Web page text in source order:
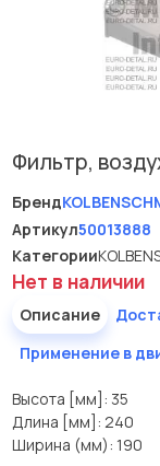
Фильтр,
Бренд
Артикул50013888
Категории
Нет в наличии
Описание
Применение в
Высота [мм]: 35
Длина [мм]: 240
Ширина (мм): 190